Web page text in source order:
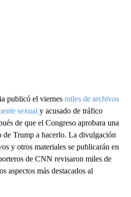
publicó el viernes miles de archivos
sexual y acusado de tráfico
de que el Congreso aprobara una
Trump a hacerlo. La divulgación
y otros materiales se publicarán en
de CNN revisaron miles de
aspectos más destacados al